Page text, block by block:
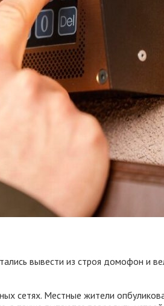
вывести из строя домофон и
сетях. Местные жители